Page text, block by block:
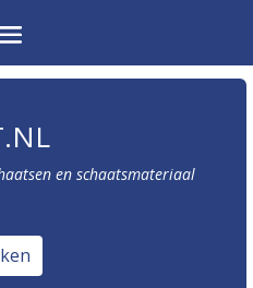
en schaatsmateriaal